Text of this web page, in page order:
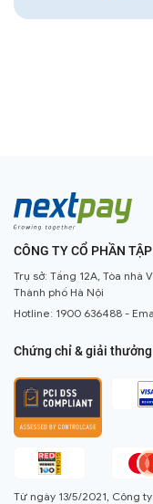
CÔNG TY CỔ PHẦN
Trụ sở: Tầng 12A, Tòa nhà
Thành phố Hà Nội
Hotline: 1900 636488 -
Chứng chỉ & giải thưởng
Từ ngày 13/5/2021, Công